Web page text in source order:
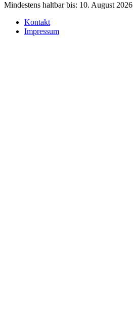
Toprakli's Kiosk
Godshorner Straße 9
Mindestens haltbar bis: 10. August 2026
Kontakt
Impressum